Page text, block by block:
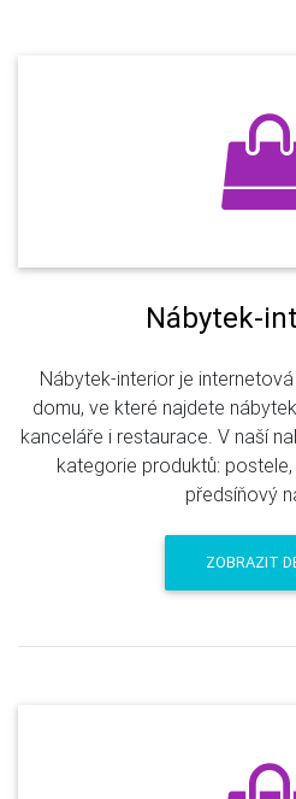
Nábytek-
Nábytek-interior je
domu, ve které najdete
kanceláře i restaurace. V naší
kategorie produktů:
předsíňový
ZOBRAZIT